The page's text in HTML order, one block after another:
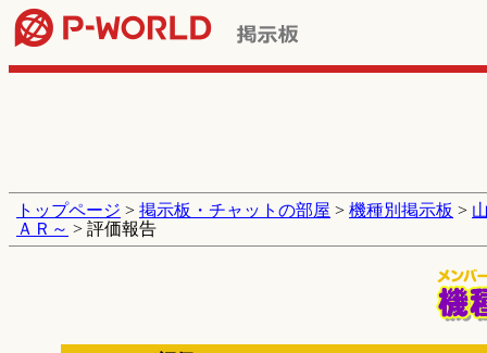
トップページ > 掲示板・チャットの部屋 > 機種別掲示板 >
ＡＲ～ > 評価報告